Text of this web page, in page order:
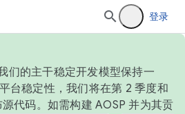
登录
们的主干稳定开发模型保持一
台稳定性，我们将在第 2 季度和
代码。如需构建 AOSP 并为其贡